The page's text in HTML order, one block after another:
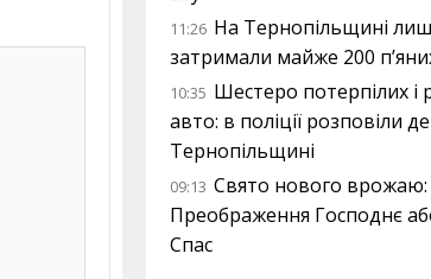
11:26 На Тернопільщині
затримали майже 200
10:35 Шестеро потерпілих і
авто: в поліції розповіли
Тернопільщині
09:13 Свято нового врожаю:
Преображення Господнє
Спас